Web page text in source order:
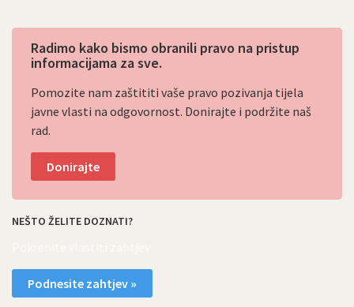
Radimo kako bismo obranili pravo na pristup
informacijama za sve.
Pomozite nam zaštititi vaše pravo pozivanja tijela
javne vlasti na odgovornost. Donirajte i podržite naš
rad.
Donirajte
NEŠTO ŽELITE DOZNATI?
Podnesite zahtjev »